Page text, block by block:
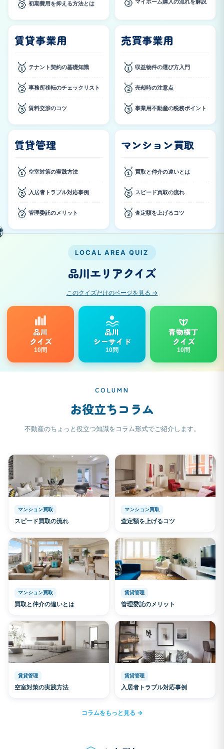
⚽️
🥉 初期費用を抑える方法とは
賃貸事業用
🥇 テナント契約の基礎知識
🥈 事務所移転のチェックリスト
🥉 賃料交渉のコツ
売買事業用
🥇 収益物件の選び方入門
🥈 売却時の注意点
🥉 事業用不動産の税務ポイント
賃貸管理
🥇 空室対策の実践方法
🥈 入居者トラブル対応事例
🥉 管理委託のメリット
マンション買取
🥇 買取と仲介の違いとは
🥈 スピード買取の流れ
🥉 査定額を上げるコツ
LOCAL AREA QUIZ
品川エリアクイズ
このクイズだけのページを見る →
品川
クイズ
10問
品川
シーサイド
10問
青物横丁
クイズ
10問
COLUMN
お役立ちコラム
不動産のちょっと役立つ知識をコラム形式でご紹介します。
マンション買取
スピード買取の流れ
マンション買取
査定額を上げるコツ
マンション買取
買取と仲介の違いとは
賃貸管理
管理委託のメリット
賃貸管理
空室対策の実践方法
賃貸管理
入居者トラブル対応事例
コラムをもっと見る →